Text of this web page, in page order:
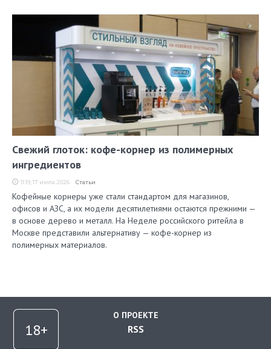
Свежий глоток: кофе-корнер из полимерных
ингредиентов
11:19, 17 июля 2026 Статьи
Кофейные корнеры уже стали стандартом для магазинов,
офисов и АЗС, а их модели десятилетиями остаются прежними —
в основе дерево и металл. На Неделе российского ритейла в
Москве представили альтернативу — кофе-корнер из
полимерных материалов.
О ПРОЕКТЕ
RSS